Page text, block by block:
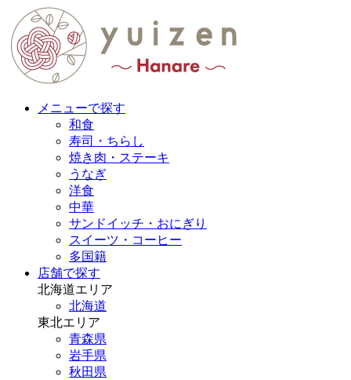
メニューで探す
和食
寿司・ちらし
焼き肉・ステーキ
うなぎ
洋食
中華
サンドイッチ・おにぎり
スイーツ・コーヒー
多国籍
店舗で探す
北海道エリア
北海道
東北エリア
青森県
岩手県
秋田県